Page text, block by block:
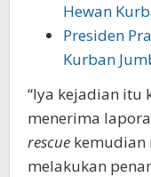
Hewan
Presiden
Kurban
“Iya kejadian itu
menerima
rescue kemudian
melakukan